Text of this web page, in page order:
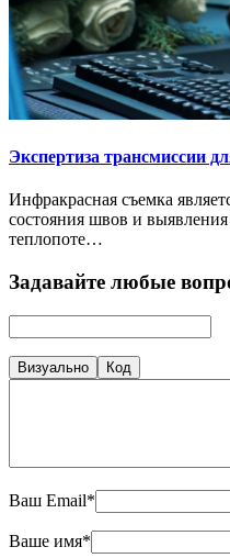
Экспертиза трансмиссии
Инфракрасная съемка
состояния швов и
теплопоте…
Задавайте любые
Визуально Код
Ваш Email*
Ваше имя*